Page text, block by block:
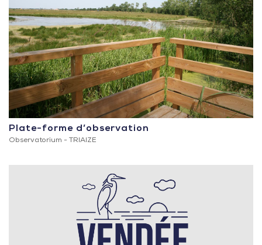
Plate-forme d’observation
Observatorium - TRIAIZE